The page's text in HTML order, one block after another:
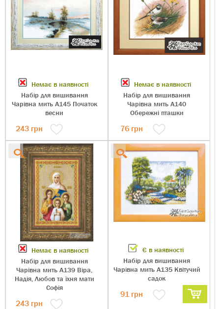
Немає в наявності
Набір для вишивання
Чарівна мить А145 Початок
весни
243 грн
Немає в наявності
Набір для вишивання
Чарівна мить А140
Обережні пташки
76 грн
Немає в наявності
Набір для вишивання
Чарівна мить А139 Віра,
Надія, Любов та їхня мати
Софія
243 грн
Є в наявності
Набір для вишивання
Чарівна мить А135 Квітучий
садок
91грн